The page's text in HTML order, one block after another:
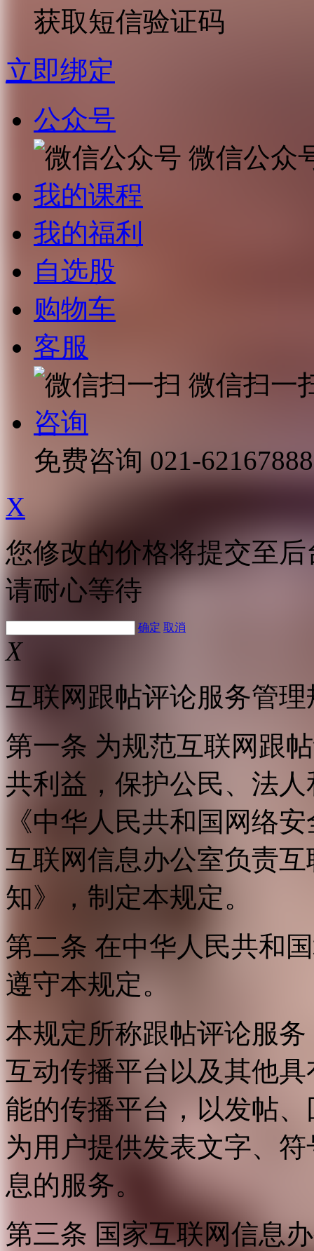
获取短信验证码
立即绑定
公众号
微信公众
我的课程
我的福利
自选股
购物车
客服
微信扫一
咨询
免费咨询 021-62167888
X
您修改的价格将提交至
请耐心等待
确定 取消
X
互联网跟帖评论服务管理
第一条 为规范互联网跟
共利益，保护公民、法
《中华人民共和国网络
互联网信息办公室负责
知》，制定本规定。
第二条 在中华人民共和
遵守本规定。
本规定所称跟帖评论服
互动传播平台以及其他
能的传播平台，以发帖
为用户提供发表文字、
息的服务。
第三条 国家互联网信息